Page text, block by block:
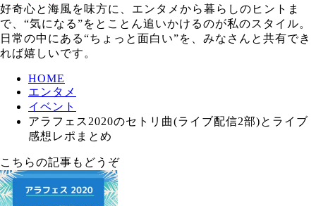
好奇心と海風を味方に、エンタメから暮らしのヒントま
で、“気になる”をとことん追いかけるのが私のスタイル。
日常の中にある“ちょっと面白い”を、みなさんと共有でき
れば嬉しいです。
HOME
エンタメ
イベント
アラフェス2020のセトリ曲(ライブ配信2部)とライブ
感想レポまとめ
こちらの記事もどうぞ